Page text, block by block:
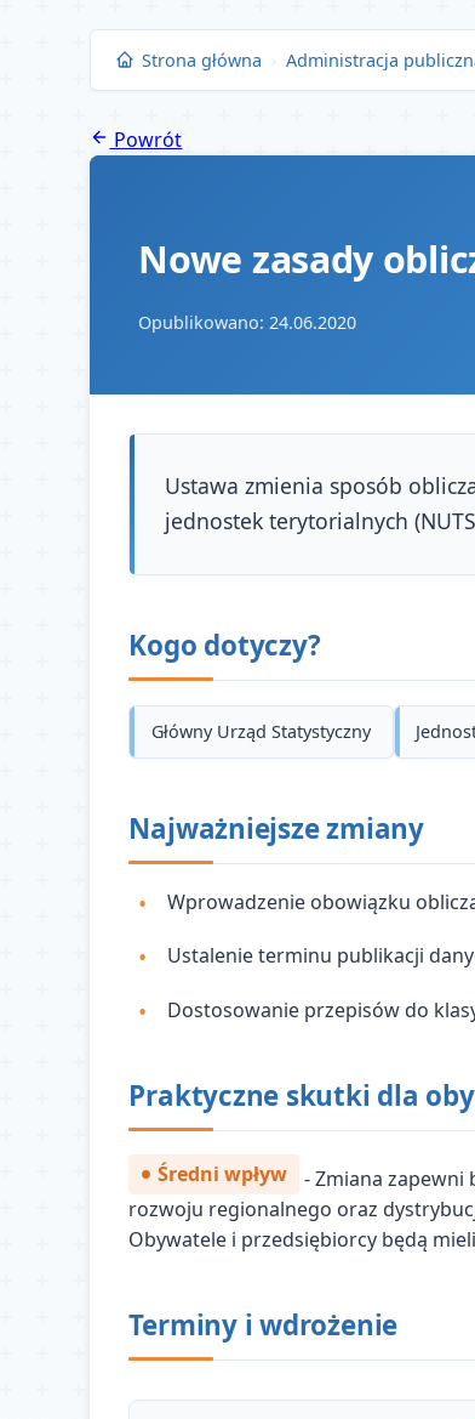
Strona główna › Administracja
Powrót
Nowe zasady
Opublikowano: 24.06.2020
Ustawa zmienia sposób
jednostek terytorialnych
Kogo dotyczy?
Główny Urząd Statystyczny
Najważniejsze zmiany
Wprowadzenie obowiązku
Ustalenie terminu publikacji
Dostosowanie przepisów do
Praktyczne skutki dla
Średni wpływ
- Zmiana zapewni
rozwoju regionalnego oraz
Obywatele i przedsiębiorcy będą
Terminy i wdrożenie